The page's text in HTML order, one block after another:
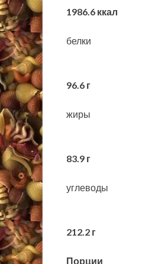
1986.6 ккал
белки
96.6 г
жиры
83.9 г
углеводы
212.2 г
Порции